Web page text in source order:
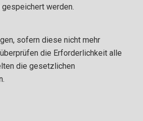
werden.
sofern diese nicht mehr
die Erforderlichkeit alle
die gesetzlichen